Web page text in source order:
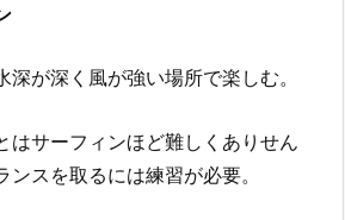
が深く風が強い場所で楽しむ。
はサーフィンほど難しくありせん
スを取るには練習が必要。